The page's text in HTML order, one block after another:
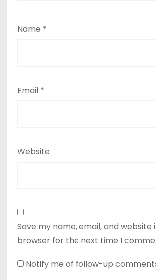
Name *
Email *
Website
Save my name, email, and website
browser for the next time I
Notify me of follow-up